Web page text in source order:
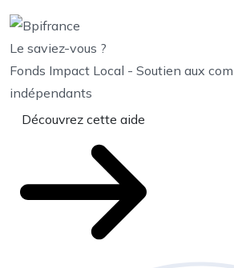
Le saviez-vous ?
Fonds Impact Local - Soutien aux
indépendants
Découvrez cette aide